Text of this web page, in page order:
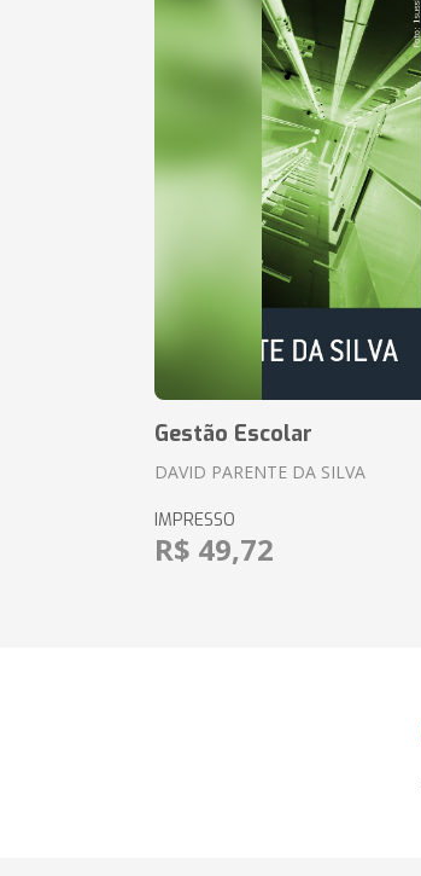
Gestão Escolar
DAVID PARENTE DA SILVA
IMPRESSO
R$ 49,72